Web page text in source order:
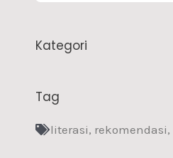
Kategori
Tag
literasi, rekomendasi,